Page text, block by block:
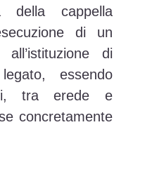
della cappella
di un
di
essendo
tra erede e
concretamente